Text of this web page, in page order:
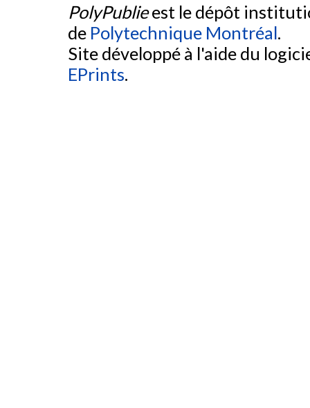
PolyPublieest le dépôt
de Polytechnique Montréal.
Site développé à l'aide du
EPrints.